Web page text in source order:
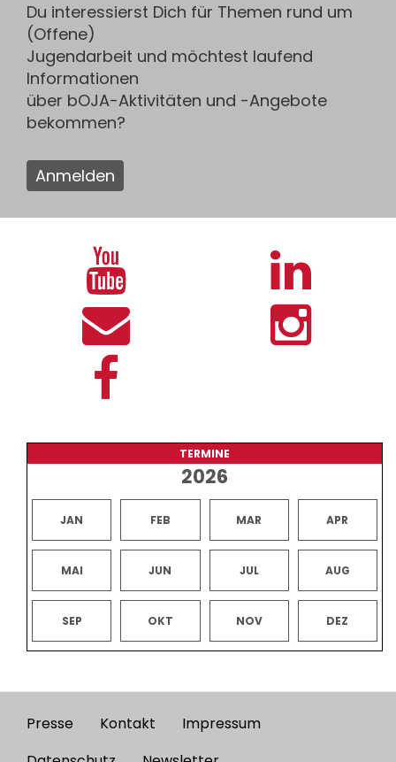
Du interessierst Dich für Themen rund um
(Offene)
Jugendarbeit und möchtest laufend
Informationen
über bOJA-Aktivitäten und -Angebote
bekommen?
Anmelden
TERMINE
2026
JAN FEB MAR APR
MAI JUN JUL AUG
SEP OKT NOV DEZ
Footer
Presse Kontakt
Impressum